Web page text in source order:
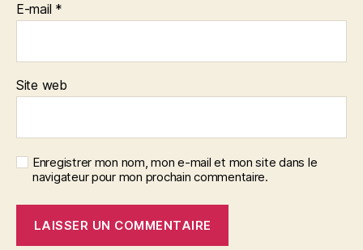
E-mail *
Site web
Enregistrer mon nom, mon e-mail et mon site dans le
navigateur pour mon prochain commentaire.